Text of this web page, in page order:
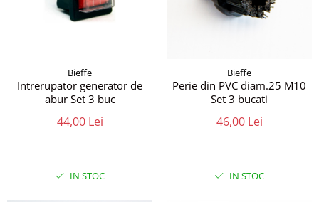
Bieffe
Intrerupator generator de
abur Set 3 buc
44,00 Lei
IN STOC
Bieffe
Perie din PVC diam.25 M10
Set 3 bucati
46,00 Lei
IN STOC